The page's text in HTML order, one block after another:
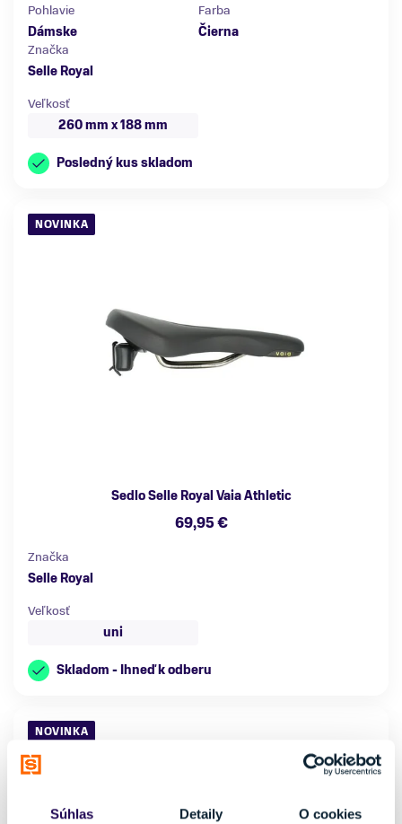
Súhlas Detaily O cookies
Pohlavie
Dámske
Farba
Čierna
Značka
Selle Royal
Veľkosť
260 mm x 188 mm
Posledný kus skladom
NOVINKA
Sedlo Selle Royal Vaia Athletic
69,95 €
Značka
Selle Royal
Veľkosť
uni
Skladom - Ihneď k odberu
NOVINKA